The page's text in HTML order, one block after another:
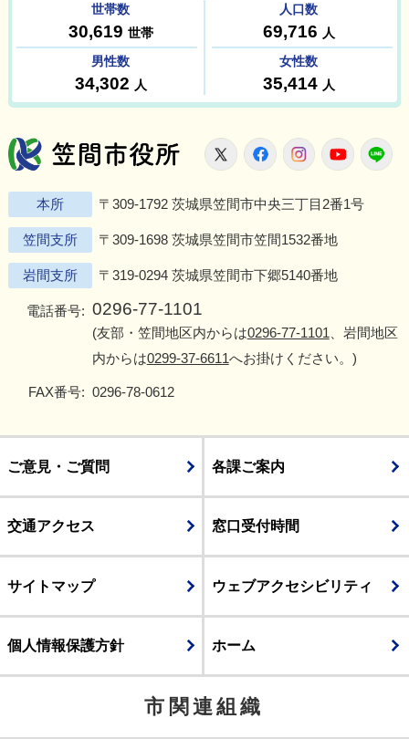
笠間市役所
X FacebookInstagram
本所 〒309-1792 茨城県笠間市中央三丁目2番1号
笠間支所 〒309-1698 茨城県笠間市笠間1532番地
岩間支所 〒319-0294 茨城県笠間市下郷5140番地
電話番号: 0296-77-1101
(友部・笠間地区内からは0296-77-1101 、岩間地区
内からは0299-37-6611へお掛けください。)
FAX番号: 0296-78-0612
ご意見・ご質問 各課ご案内
交通アクセス 窓口受付時間
サイトマップ ウェブアクセシビリティ
個人情報保護方針 ホーム
市関連組織